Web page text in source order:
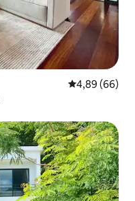
Gemiddelde
4,89 (66)